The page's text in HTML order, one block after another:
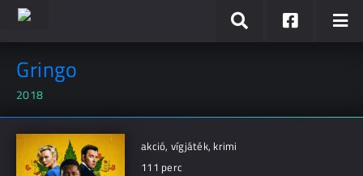
Gringo
2018
akció, vígjáték, krimi
111 perc